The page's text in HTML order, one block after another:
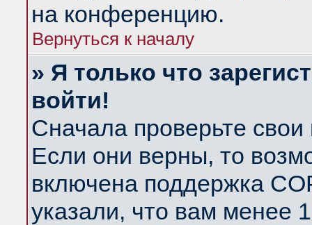
на конференцию.
Вернуться к началу
» Я только что
войти!
Сначала проверьте
Если они верны, то
включена поддержка
указали, что вам менее